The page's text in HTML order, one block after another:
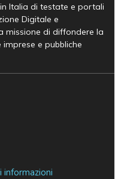
Italia di testate e portali
Digitale e
missione di diffondere la
e pubbliche